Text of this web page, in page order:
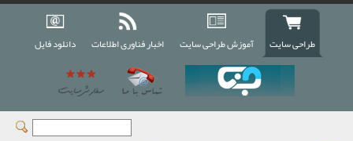
طراحی سایت آموزش طراحی سایت اخبار فناوری اطلاعات دانلود فایل